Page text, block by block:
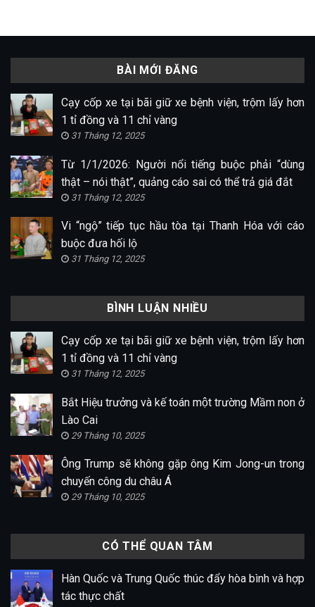
BÀI MỚI ĐĂNG
Cạy cốp xe tại bãi giữ xe bệnh viện, trộm lấy hơn
1 tỉ đồng và 11 chỉ vàng
31 Tháng 12, 2025
Từ 1/1/2026: Người nổi tiếng buộc phải “dùng
thật – nói thật”, quảng cáo sai có thể trả giá đắt
31 Tháng 12, 2025
Vi “ngộ” tiếp tục hầu tòa tại Thanh Hóa với cáo
buộc đưa hối lộ
31 Tháng 12, 2025
BÌNH LUẬN NHIỀU
Cạy cốp xe tại bãi giữ xe bệnh viện, trộm lấy hơn
1 tỉ đồng và 11 chỉ vàng
31 Tháng 12, 2025
Bắt Hiệu trưởng và kế toán một trường Mầm non ở
Lào Cai
29 Tháng 10, 2025
Ông Trump sẽ không gặp ông Kim Jong-un trong
chuyến công du châu Á
29 Tháng 10, 2025
CÓ THỂ QUAN TÂM
Hàn Quốc và Trung Quốc thúc đẩy hòa bình và hợp
tác thực chất